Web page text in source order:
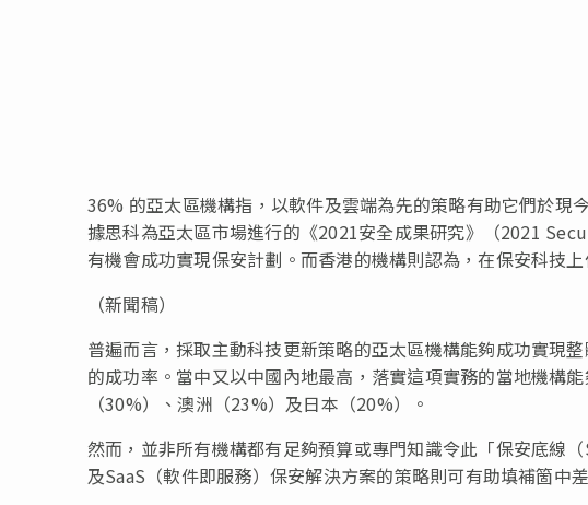
36% 的亞太區機構指，以軟件及雲端為先的策略有助它們於現
據思科為亞太區市場進行的《2021安全成果研究》（2021
有機會成功實現保安計劃。而香港的機構則認為，在保安科技
（新聞稿）
普遍而言，採取主動科技更新策略的亞太區機構能夠成功實現
的成功率。當中又以中國內地最高，落實這項實務的當地機構
（30%）、澳洲（23%）及日本（20%）。
然而，並非所有機構都有足夠預算或專門知識令此「保安底
及SaaS（軟件即服務）保安解決方案的策略則可有助填補箇中